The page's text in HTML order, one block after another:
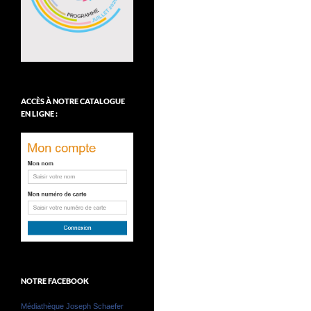
ACCÈS À NOTRE CATALOGUE
EN LIGNE :
NOTRE FACEBOOK
Médiathèque Joseph Schaefer